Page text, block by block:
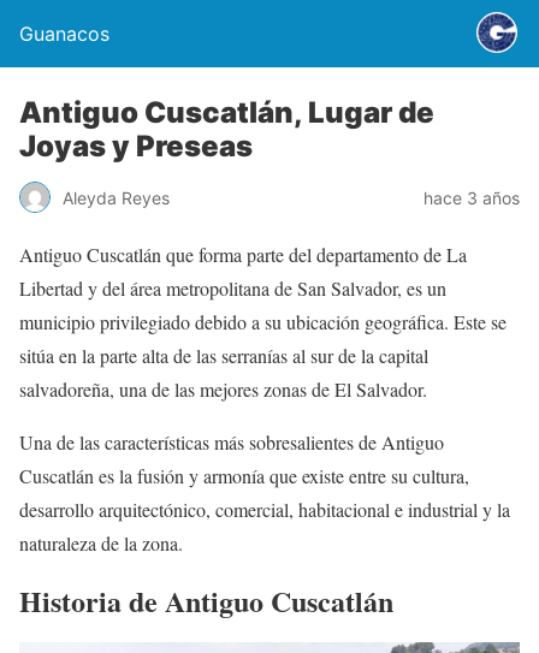
Guanacos
Antiguo Cuscatlán, Lugar de
Joyas y Preseas
Aleyda Reyes hace 3 años
Antiguo Cuscatlán que forma parte del departamento de La
Libertad y del área metropolitana de San Salvador, es un
municipio privilegiado debido a su ubicación geográfica. Este se
sitúa en la parte alta de las serranías al sur de la capital
salvadoreña, una de las mejores zonas de El Salvador.
Una de las características más sobresalientes de Antiguo
Cuscatlán es la fusión y armonía que existe entre su cultura,
desarrollo arquitectónico, comercial, habitacional e industrial y la
naturaleza de la zona.
Historia de Antiguo Cuscatlán